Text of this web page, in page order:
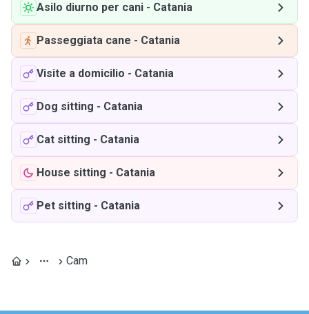
Asilo diurno per cani - Catania
Passeggiata cane - Catania
Visite a domicilio - Catania
Dog sitting - Catania
Cat sitting - Catania
House sitting - Catania
Pet sitting - Catania
Cam